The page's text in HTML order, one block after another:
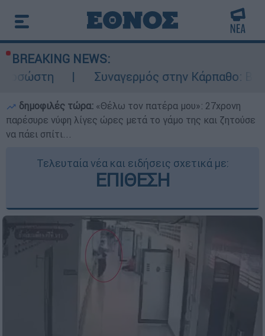
BREAKING NEWS:
Συναγερμός στην Κάρπαθο: Βρέθηκαν παλιά
δημοφιλές τώρα: «Θέλω τον πατέρα μου»: 27χρονη
παρέσυρε νύφη λίγες ώρες μετά το γάμο της και ζητούσε
να πάει σπίτι...
Τελευταία νέα και ειδήσεις σχετικά με:
ΕΠΙΘΕΣΗ